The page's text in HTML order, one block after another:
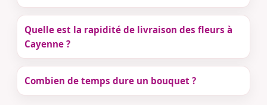
Quelle est la rapidité de livraison des fleurs à
Cayenne ?
Combien de temps dure un bouquet ?